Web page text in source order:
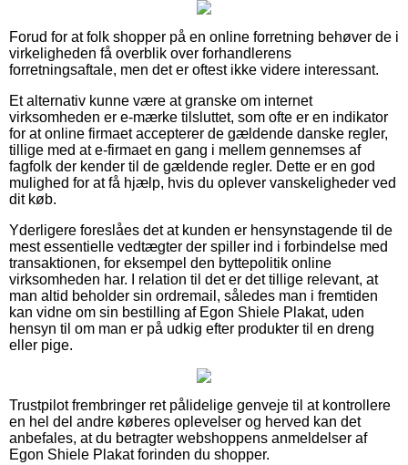
Forud for at folk shopper på en online forretning behøver de i
virkeligheden få overblik over forhandlerens
forretningsaftale, men det er oftest ikke videre interessant.
Et alternativ kunne være at granske om internet
virksomheden er e-mærke tilsluttet, som ofte er en indikator
for at online firmaet accepterer de gældende danske regler,
tillige med at e-firmaet en gang i mellem gennemses af
fagfolk der kender til de gældende regler. Dette er en god
mulighed for at få hjælp, hvis du oplever vanskeligheder ved
dit køb.
Yderligere foreslåes det at kunden er hensynstagende til de
mest essentielle vedtægter der spiller ind i forbindelse med
transaktionen, for eksempel den byttepolitik online
virksomheden har. I relation til det er det tillige relevant, at
man altid beholder sin ordremail, således man i fremtiden
kan vidne om sin bestilling af Egon Shiele Plakat, uden
hensyn til om man er på udkig efter produkter til en dreng
eller pige.
Trustpilot frembringer ret pålidelige genveje til at kontrollere
en hel del andre køberes oplevelser og herved kan det
anbefales, at du betragter webshoppens anmeldelser af
Egon Shiele Plakat forinden du shopper.